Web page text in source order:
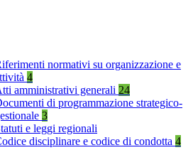
normativi su organizzazione e
4
amministrativi generali 24
di programmazione strategico-
3
e leggi regionali
disciplinare e codice di condotta 4